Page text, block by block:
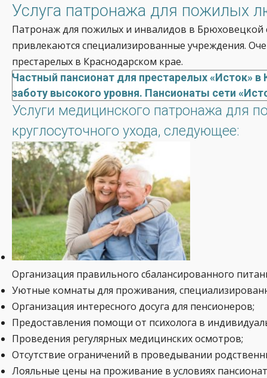
Услуга патронажа для пожилых
Патронаж для пожилых и инвалидов в Брюховецкой
привлекаются специализированные учреждения.
престарелых в Краснодарском крае.
Частный пансионат для престарелых «Исток»
заботу высокого уровня. Пансионаты сети
Услуги медицинского патронажа для
круглосуточного ухода, следующее:
Организация правильного сбалансированного
Уютные комнаты для проживания,
Организация интересного досуга для пенсионеров;
Предоставления помощи от психолога в
Проведения регулярных медицинских осмотров;
Отсутствие ограничений в проведывании
Лояльные цены на проживание в условиях